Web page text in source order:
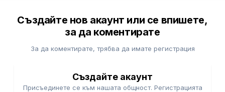
Създайте нов акаунт или се впишете,
за да коментирате
За да коментирате, трябва да имате регистрация
Създайте акаунт
Присъединете се към нашата общност. Регистрацията